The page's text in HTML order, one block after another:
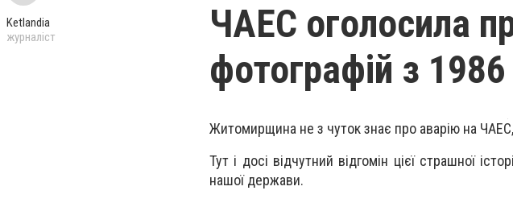
Ketlandia
журналіст
ЧАЕС оголосила
фотографій з
Житомирщина не з чуток знає про аварію на
Тут і досі відчутний відгомін цієї страшної
нашої держави.